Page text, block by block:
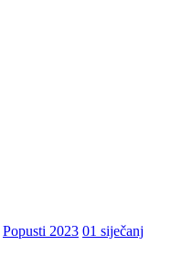
Popusti 2023 01 siječanj